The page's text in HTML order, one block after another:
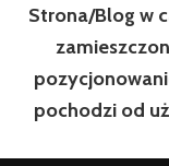
Strona/Blog w
pochodzi od